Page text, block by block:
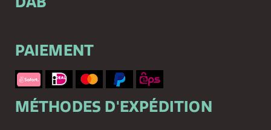
PAIEMENT
MÉTHODES D'EXPÉDITION